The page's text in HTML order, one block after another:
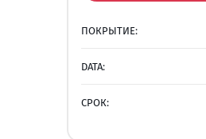
ПОКРЫТИЕ:
DATA:
СРОК: